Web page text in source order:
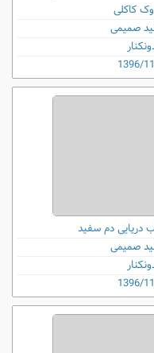
کاکلی
صمیمی
1396/
دریایی دم‌ سفید
صمیمی
1396/